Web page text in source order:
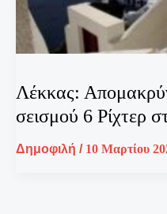
Λέκκας:
σεισμού 6 Ρίχτερ
Δημοφιλή / 10 Μαρτίου